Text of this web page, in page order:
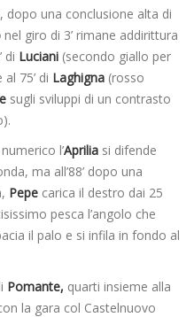
dopo una conclusione alta di
nel giro di 3’ rimane addirittura
di Luciani (secondo giallo per
al 75’ di Laghigna (rosso
sugli sviluppi di un contrasto
l’Aprilia si difende
ma all’88’ dopo una
Pepe carica il destro dai 25
pesca l’angolo che
il palo e si infila in fondo al
Pomante, quarti insieme alla
la gara col Castelnuovo